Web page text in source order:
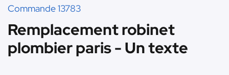
Commande 13783
Remplacement robinet
plombier paris - Un texte